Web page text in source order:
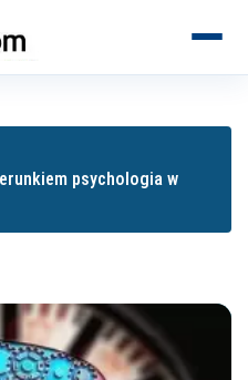
psychologia w